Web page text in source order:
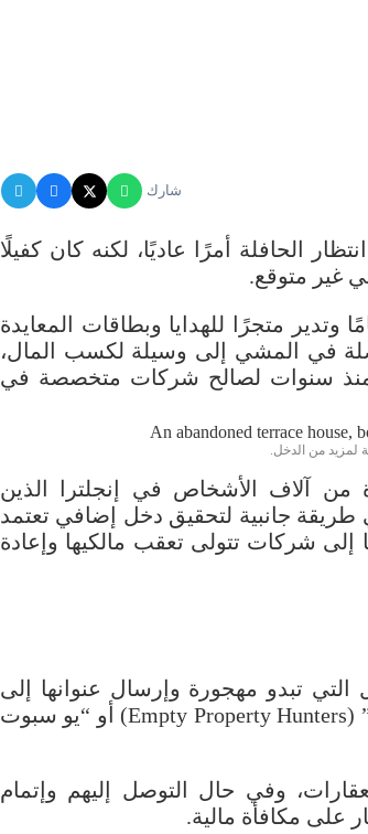
شارك
انتظار الحافلة أمرًا عاديًا، لكنه كان كفيلًا
غير متوقع.
وتدير متجرًا للهدايا وبطاقات
المعايدة
في المشي إلى وسيلة لكسب المال،
سنوات لصالح شركات متخصصة في
لمزيدمن الدخل.
من آلاف الأشخاص في إنجلترا
الذين
طريقة جانبية لتحقيق دخل إضافي تعتمد
إلى شركات تتولى تعقب مالكيها وإعادة
التي تبدو مهجورة وإرسال عنوانها
إلى
”
Empty Property Hunters
) أو “يو سبوت
، وفي حال التوصل إليهم وإتمام
على مكافأة مالية.